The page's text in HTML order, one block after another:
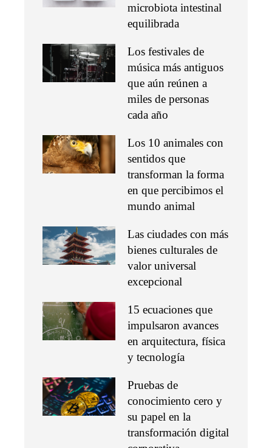
microbiota intestinal
equilibrada
Los festivales de
música más antiguos
que aún reúnen a
miles de personas
cada año
Los 10 animales con
sentidos que
transforman la forma
en que percibimos el
mundo animal
Las ciudades con más
bienes culturales de
valor universal
excepcional
15 ecuaciones que
impulsaron avances
en arquitectura, física
y tecnología
Pruebas de
conocimiento cero y
su papel en la
transformación digital